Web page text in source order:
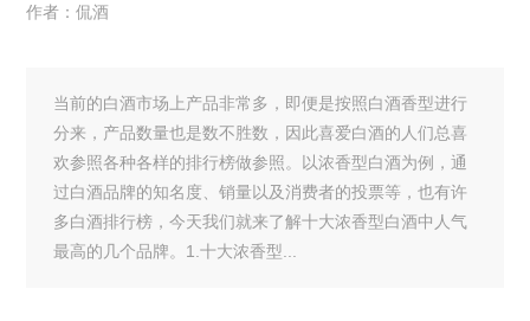
作者：侃酒
当前的白酒市场上产品非常多，即便是按照白酒香型进行
分来，产品数量也是数不胜数，因此喜爱白酒的人们总喜
欢参照各种各样的排行榜做参照。以浓香型白酒为例，通
过白酒品牌的知名度、销量以及消费者的投票等，也有许
多白酒排行榜，今天我们就来了解十大浓香型白酒中人气
最高的几个品牌。1.十大浓香型...